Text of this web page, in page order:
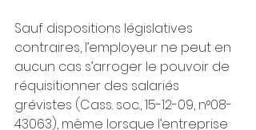
Sauf dispositions législatives
contraires, l’employeur ne peut en
aucun cas s’arroger le pouvoir de
réquisitionner des salariés
grévistes (Cass. soc., 15-12-09, n°08-
43063), même lorsque l’entreprise